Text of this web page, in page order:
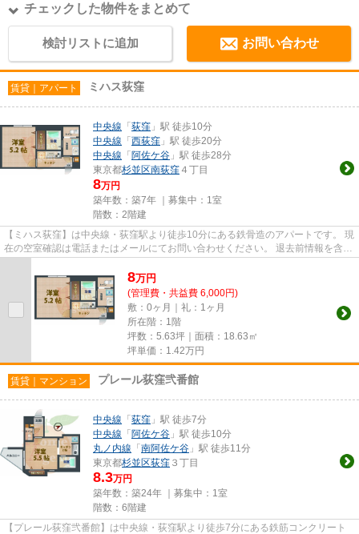
チェックした物件をまとめて
検討リストに追加 お問い合わせ
賃貸｜アパート ミハス荻窪
中央線 「 荻窪 」駅 徒歩10分
中央線 「 西荻窪 」駅 徒歩20分
中央線 「 阿佐ケ谷 」駅 徒歩28分
東京都杉並区南荻窪 ４丁目
8万円
築年数：築7年 ｜募集中： 1室
階数：2階建
【ミハス荻窪】は中央線・荻窪駅より徒歩10分にある鉄骨造のアパートです。 現
在の空室確認は電話またはメールにてお問い合わせください。 退去前情報を含め
8万円
(管理費・共益費 6,000円)
敷：0ヶ月｜礼：1ヶ月
所在階：1階
坪数：5.63坪｜面積：18.63㎡
坪単価： 1.42万円
賃貸｜マンション プレール荻窪弐番館
中央線 「 荻窪 」駅 徒歩7分
中央線 「 阿佐ケ谷 」駅 徒歩10分
丸ノ内線 「 南阿佐ケ谷 」駅 徒歩11分
東京都杉並区荻窪 ３丁目
8.3万円
築年数：築24年 ｜募集中： 1室
階数：6階建
【プレール荻窪弐番館】は中央線・荻窪駅より徒歩7分にある鉄筋コンクリート